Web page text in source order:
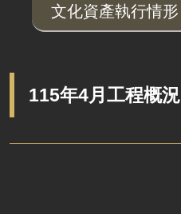
文化資產執行情形
115年4月工程概況